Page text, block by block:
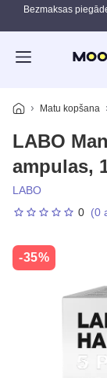
Pāriet uz
Bezmaksas
Matu kopšana
LABO
ampulas,
LABO
0 (0
-35%